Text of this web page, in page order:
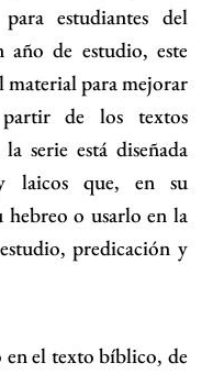
estudiantes del
año de estudio, este
para mejorar
de los textos
serie está diseñada
y laicos que, en su
hebreo o usarlo en la
predicación y
en el texto bíblico, de